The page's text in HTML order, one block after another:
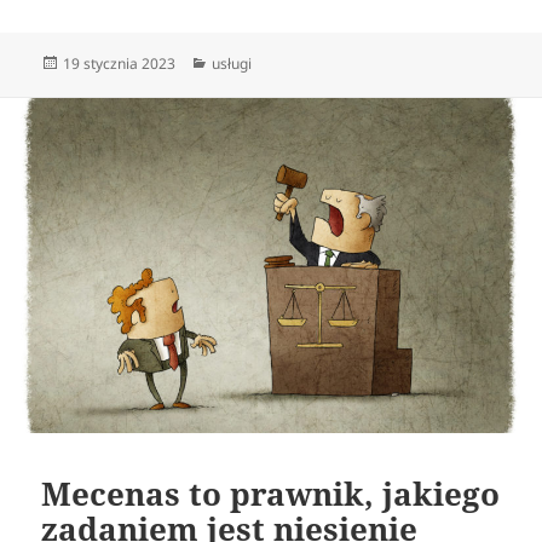
Data
19 stycznia 2023 Kategorie
usługi
Mecenas to prawnik, jakiego
zadaniem jest niesienie